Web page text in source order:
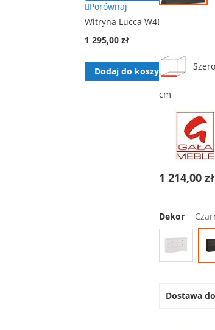
Przejdź
galerii
cm
1 214,00 zł
Dekor
Dostawa do
Porównaj
Witryna Lucca W4D2S
1 295,00 zł
Dodaj do koszyka